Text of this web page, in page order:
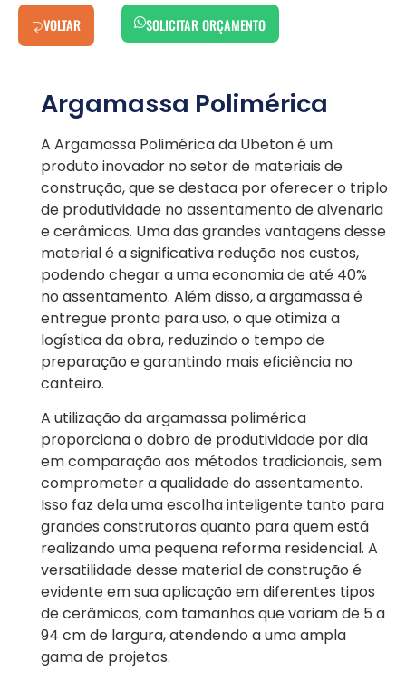
VOLTAR SOLICITAR ORÇAMENTO
Argamassa Polimérica
A Argamassa Polimérica da Ubeton é um
produto inovador no setor de materiais de
construção, que se destaca por oferecer o triplo
de produtividade no assentamento de alvenaria
e cerâmicas. Uma das grandes vantagens desse
material é a significativa redução nos custos,
podendo chegar a uma economia de até 40%
no assentamento. Além disso, a argamassa é
entregue pronta para uso, o que otimiza a
logística da obra, reduzindo o tempo de
preparação e garantindo mais eficiência no
canteiro.
A utilização da argamassa polimérica
proporciona o dobro de produtividade por dia
em comparação aos métodos tradicionais, sem
comprometer a qualidade do assentamento.
Isso faz dela uma escolha inteligente tanto para
grandes construtoras quanto para quem está
realizando uma pequena reforma residencial. A
versatilidade desse material de construção é
evidente em sua aplicação em diferentes tipos
de cerâmicas, com tamanhos que variam de 5 a
94 cm de largura, atendendo a uma ampla
gama de projetos.